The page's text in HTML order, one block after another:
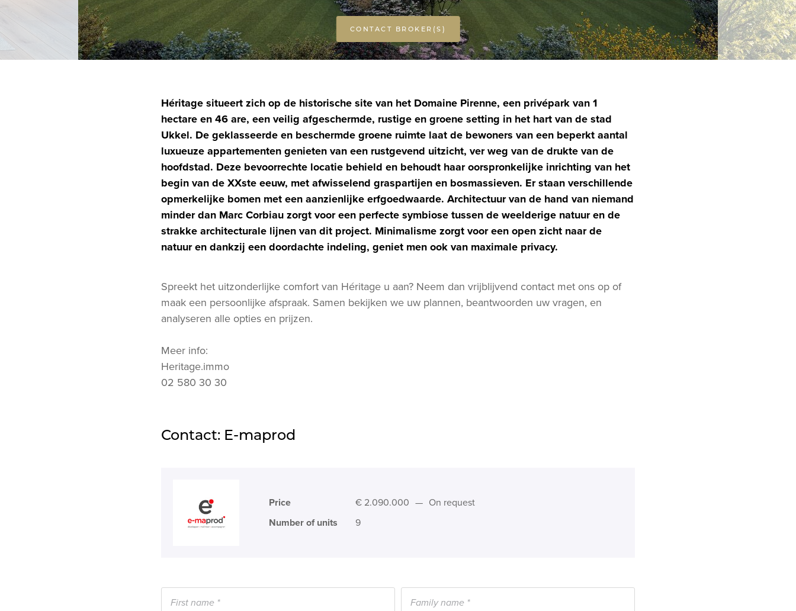
CONTACT BROKER(S)
Héritage situeert zich op de historische site van het Domaine Pirenne, een privépark van 1
hectare en 46 are, een veilig afgeschermde, rustige en groene setting in het hart van de stad
Ukkel. De geklasseerde en beschermde groene ruimte laat de bewoners van een beperkt aantal
luxueuze appartementen genieten van een rustgevend uitzicht, ver weg van de drukte van de
hoofdstad. Deze bevoorrechte locatie behield en behoudt haar oorspronkelijke inrichting van het
begin van de XXste eeuw, met afwisselend graspartijen en bosmassieven. Er staan verschillende
opmerkelijke bomen met een aanzienlijke erfgoedwaarde. Architectuur van de hand van niemand
minder dan Marc Corbiau zorgt voor een perfecte symbiose tussen de weelderige natuur en de
strakke architecturale lijnen van dit project. Minimalisme zorgt voor een open zicht naar de
natuur en dankzij een doordachte indeling, geniet men ook van maximale privacy.
Spreekt het uitzonderlijke comfort van Héritage u aan? Neem dan vrijblijvend contact met ons op of
maak een persoonlijke afspraak. Samen bekijken we uw plannen, beantwoorden uw vragen, en
analyseren alle opties en prijzen.
Meer info:
Heritage.immo
02 580 30 30
Contact: E-maprod
Price € 2.090.000 — On request
Number of units
9